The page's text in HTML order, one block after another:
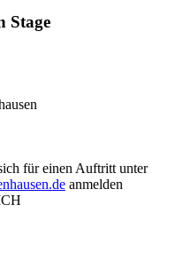
Stage
für einen Auftritt unter
anmelden